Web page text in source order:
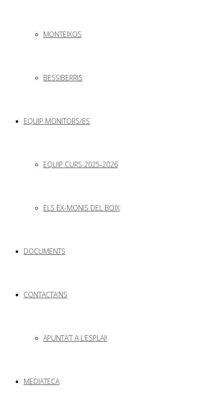
MONTEIXOS
BESSIBERRIS
EQUIP MONITORS/ES
EQUIP CURS 2025-2026
ELS EX-MONIS DEL BOIX
DOCUMENTS
CONTACTA’NS
APUNTA’T A L’ESPLAI!
MEDIATECA